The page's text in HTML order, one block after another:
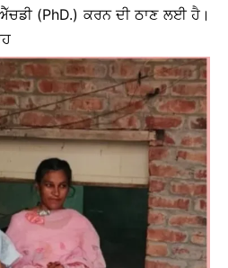
(PhD.) ਕਰਨ ਦੀ ਠਾਣ ਲਈ ਹੈ।